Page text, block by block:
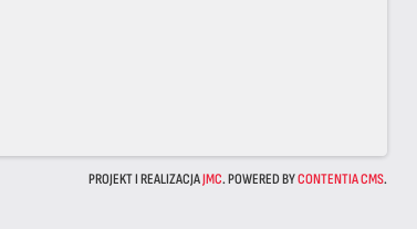
PROJEKT I REALIZACJAJMC. POWERED BYCONTENTIA CMS.